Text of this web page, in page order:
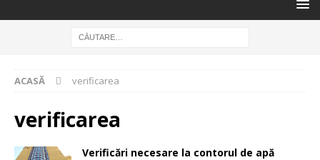
ACASĂ verificarea
verificarea
Verificări necesare la contorul de apă